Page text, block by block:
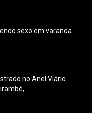
sexo em varanda
no Anel Viário